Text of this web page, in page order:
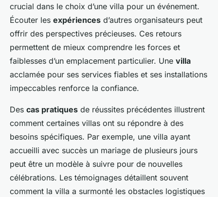
crucial dans le choix d’une villa pour un événement.
Écouter les expériences d’autres organisateurs peut
offrir des perspectives précieuses. Ces retours
permettent de mieux comprendre les forces et
faiblesses d’un emplacement particulier. Une villa
acclamée pour ses services fiables et ses installations
impeccables renforce la confiance.
Des cas pratiques de réussites précédentes illustrent
comment certaines villas ont su répondre à des
besoins spécifiques. Par exemple, une villa ayant
accueilli avec succès un mariage de plusieurs jours
peut être un modèle à suivre pour de nouvelles
célébrations. Les témoignages détaillent souvent
comment la villa a surmonté les obstacles logistiques